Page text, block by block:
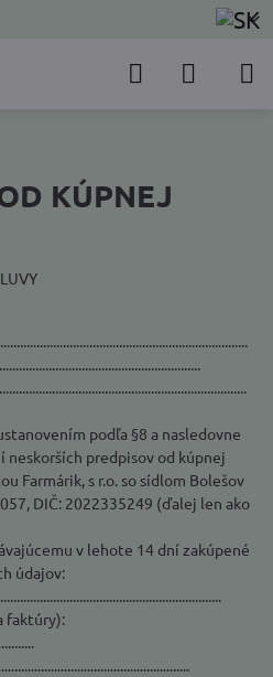
KÚPNEJ
podľa §8 a nasledovne
neskorších predpisov od kúpnej
Farmárik, s r.o. so sídlom Bolešov
DIČ: 2022335249 (ďalej len ako
v lehote 14 dní zakúpené
údajov:
faktúry):